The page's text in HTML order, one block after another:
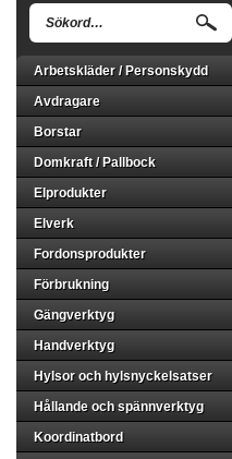
Arbetskläder / Personskydd
Avdragare
Borstar
Domkraft / Pallbock
Elprodukter
Elverk
Fordonsprodukter
Förbrukning
Gängverktyg
Handverktyg
Hylsor och hylsnyckelsatser
Hållande och spännverktyg
Koordinatbord